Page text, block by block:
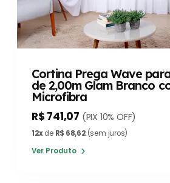
Cortina Prega Wave
de 2,00m Glam Branco
Microfibra
R$ 741,07 (PIX 10% OFF)
12xde R$ 68,62(sem juros)
Ver Produto